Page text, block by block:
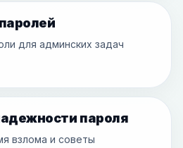
для админских задач
пароля
взлома и советы